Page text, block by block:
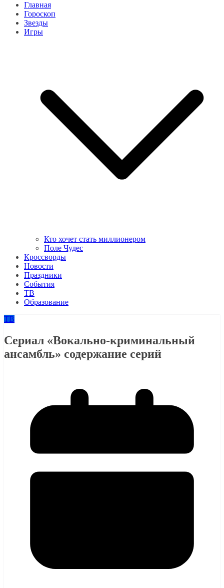
Главная
Гороскоп
Звезды
Игры
Кто хочет стать миллионером
Поле Чудес
Кроссворды
Новости
Праздники
События
ТВ
Образование
ТВ
Сериал «Вокально-криминальный
ансамбль» содержание серий